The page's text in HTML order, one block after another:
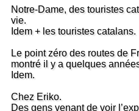
Notre-Dame, des touristes
vie.
Idem + les touristes catalans.
Le point zéro des routes de
montré il y a quelques
Idem.
Chez Eriko.
Des gens venant de voir